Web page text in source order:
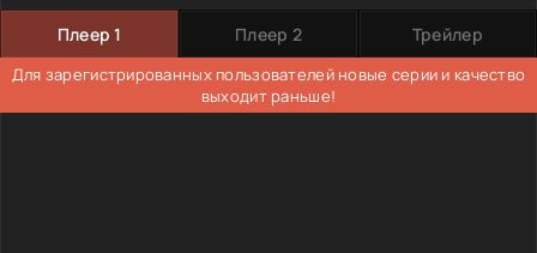
Плеер 1 Плеер 2 Трейлер
Для зарегистрированных пользователей новые серии и качество
выходит раньше!